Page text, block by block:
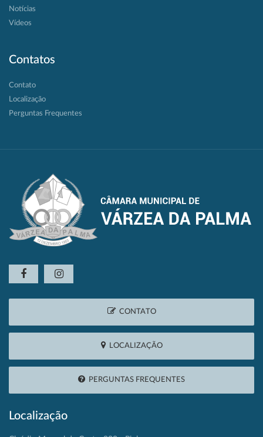
Notícias
Vídeos
Contatos
Contato
Localização
Perguntas Frequentes
CONTATO
LOCALIZAÇÃO
PERGUNTAS FREQUENTES
Localização